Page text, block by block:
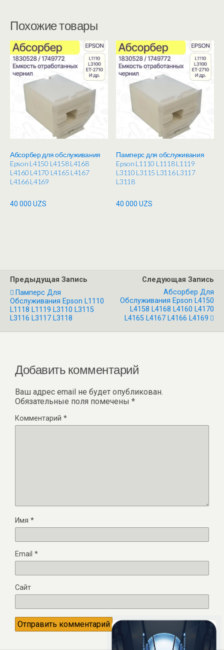
Похожие товары
Абсорбер для обслуживания
Epson L4150 L4158 L4168
L4160 L4170 L4165 L4167
L4166 L4169
40 000 UZS
Памперс для обслуживания
Epson L1110 L1118 L1119
L3110 L3115 L3116 L3117
L3118
40 000UZS
Предыдущая Запись
Памперс Для
Обслуживания Epson L1110
L1118 L1119 L3110 L3115
L3116 L3117 L3118
Следующая Запись
Абсорбер Для
Обслуживания Epson L4150
L4158 L4168 L4160 L4170
L4165 L4167 L4166 L4169
Добавить комментарий
Ваш адрес email не будет опубликован.
Обязательные поля помечены *
Комментарий *
Имя *
Email *
Сайт